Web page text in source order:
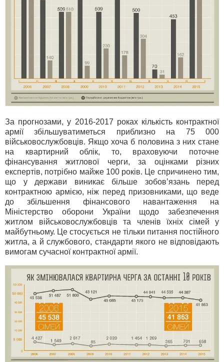
За прогнозами, у 2016-2017 роках кількість контрактної
армії збільшуватиметься приблизно на 75 000
військовослужбовців. Якщо хоча б половина з них стане
на квартирний облік, то, враховуючи поточне
фінансування житлової черги, за оцінками різних
експертів, потрібно майже 100 років. Це спричинено тим,
що у держави виникає більше зобов’язань перед
контрактною армією, ніж перед призовниками, що веде
до збільшення фінансового навантаження на
Міністерство оборони України щодо забезпечення
житлом військовослужбовців та членів їхніх сімей у
майбутньому. Це стосується не тільки питання постійного
житла, а й службового, стандарти якого не відповідають
вимогам сучасної контрактної армії.